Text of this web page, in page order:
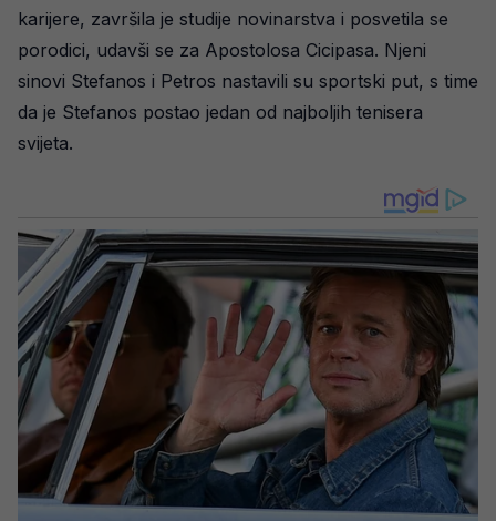
karijere, završila je studije novinarstva i posvetila se
porodici, udavši se za Apostolosa Cicipasa. Njeni
sinovi Stefanos i Petros nastavili su sportski put, s time
da je Stefanos postao jedan od najboljih tenisera
svijeta.